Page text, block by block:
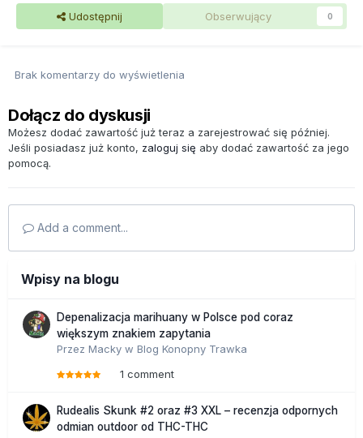
Udostępnij Obserwujący 0
Brak komentarzy do wyświetlenia
Dołącz do dyskusji
Możesz dodać zawartość już teraz a zarejestrować się później.
Jeśli posiadasz już konto, zaloguj się aby dodać zawartość za jego
pomocą.
Add a comment...
Wpisy na blogu
Depenalizacja marihuany w Polsce pod coraz
większym znakiem zapytania
Przez Macky w Blog Konopny Trawka
1 comment
Rudealis Skunk #2 oraz #3 XXL – recenzja odpornych
odmian outdoor od THC-THC